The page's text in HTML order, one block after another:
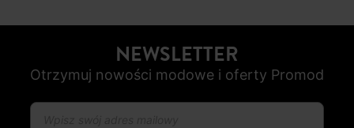
NEWSLETTER
Otrzymuj nowości modowe i oferty Promod